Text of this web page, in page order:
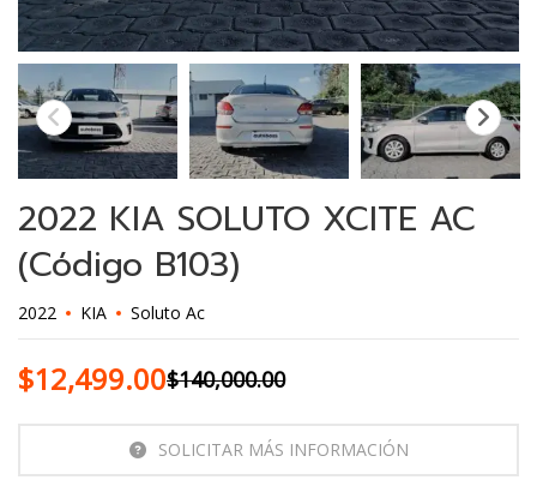
2022 KIA SOLUTO XCITE AC
(Código B103)
2022 KIA Soluto Ac
$140,000.00
$12,499.00
SOLICITAR MÁS INFORMACIÓN